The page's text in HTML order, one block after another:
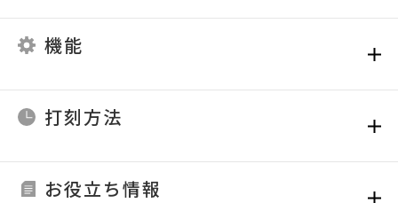
機能
打刻方法
お役立ち情報